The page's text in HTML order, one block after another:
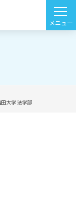
大学 法学部